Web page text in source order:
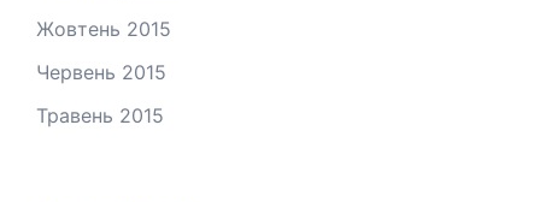
Жовтень 2015
Червень 2015
Травень 2015